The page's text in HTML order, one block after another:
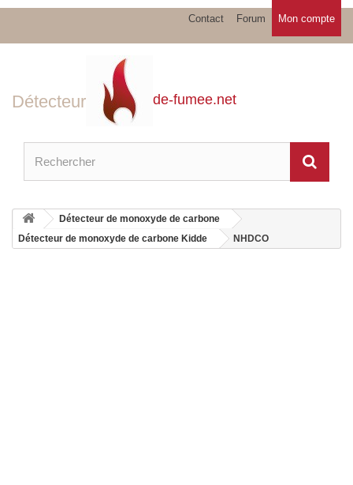
Mon compte
Forum
Contact
Détecteur de-fumee.net
Détecteur de monoxyde de carbone
Détecteur de monoxyde de carbone Kidde
NHDCO